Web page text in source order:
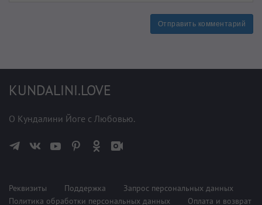
Отправить комментарий
KUNDALINI.LOVE
О Кундалини Йоге с Любовью.
Реквизиты Поддержка
Запрос персональных данных
Политика обработки персональных данных
Оплата и возврат